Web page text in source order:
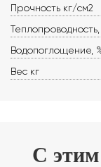
Прочность кг/см2
Водопоглощение,
Вес кг
С